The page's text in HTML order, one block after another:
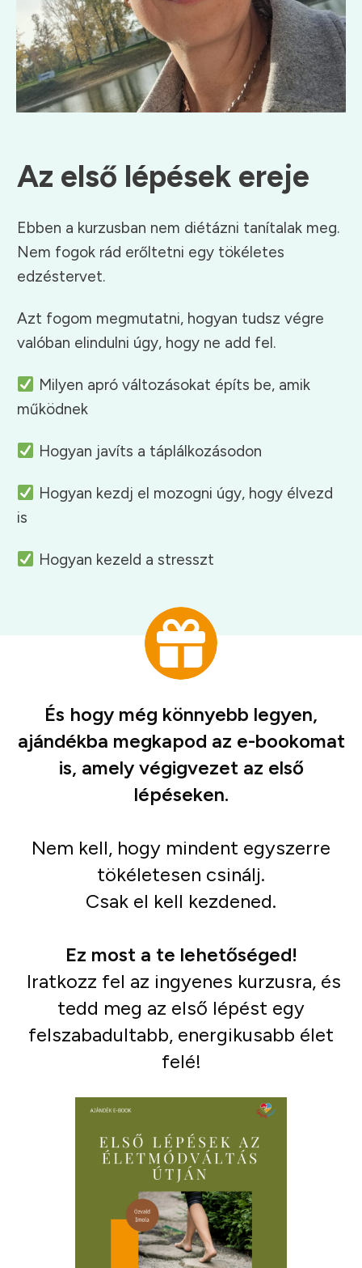
Az első lépések ereje
Ebben a kurzusban nem diétázni tanítalak meg.
Nem fogok rád erőltetni egy tökéletes
edzéstervet.
Azt fogom megmutatni, hogyan tudsz végre
valóban elindulni úgy, hogy ne add fel.
Milyen apró változásokat építs be, amik
működnek
Hogyan javíts a táplálkozásodon
Hogyan kezdj el mozogni úgy, hogy élvezd
is
Hogyan kezeld a stresszt
És hogy még könnyebb legyen,
ajándékba megkapod az e-bookomat
is, amely végigvezet az első
lépéseken.
Nem kell, hogy mindent egyszerre
tökéletesen csinálj.
Csak el kell kezdened.
Ez most a te lehetőséged!
Iratkozz fel az ingyenes kurzusra, és
tedd meg az első lépést egy
felszabadultabb, energikusabb élet
felé!